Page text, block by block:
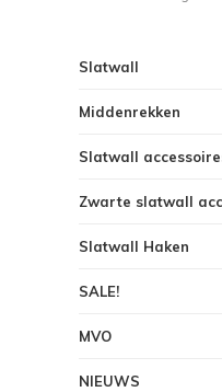
Slatwall
Middenrekken
Slatwall
Zwarte slatwall
Slatwall Haken
SALE!
MVO
NIEUWS